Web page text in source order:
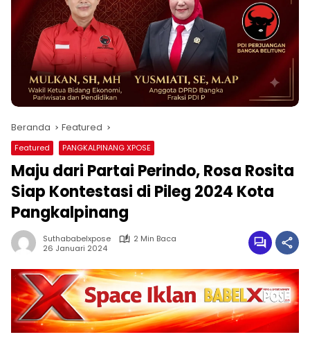
Beranda Featured
Featured PANGKALPINANG XPOSE
Maju dari Partai Perindo, Rosa Rosita
Siap Kontestasi di Pileg 2024 Kota
Pangkalpinang
Suthababelxpose
2 Min Baca
26 Januari 2024